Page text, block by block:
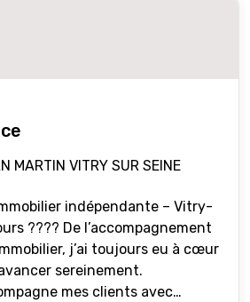
MARTIN VITRY SUR SEINE
indépendante – Vitry-
j’ai toujours eu à cœur
sereinement.
mes clients avec